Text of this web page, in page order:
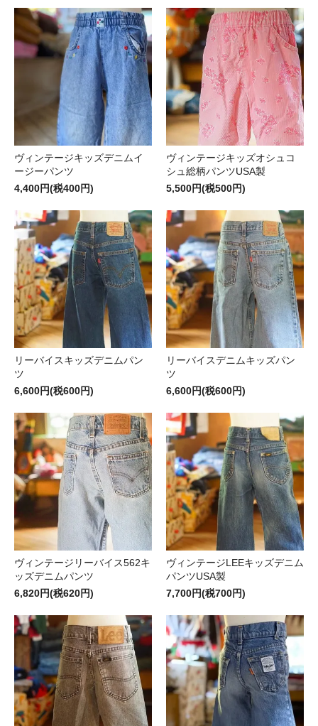
ヴィンテージキッズデニムイ
ージーパンツ
4,400円(税400円)
ヴィンテージキッズオシュコ
シュ総柄パンツUSA製
5,500円(税500円)
リーバイスキッズデニムパン
ツ
6,600円(税600円)
リーバイスデニムキッズパン
ツ
6,600円(税600円)
ヴィンテージリーバイス562キ
ッズデニムパンツ
6,820円(税620円)
ヴィンテージLEEキッズデニム
パンツUSA製
7,700円(税700円)